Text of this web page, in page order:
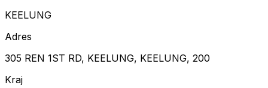
KEELUNG
Adres
305 REN 1ST RD, KEELUNG, KEELUNG, 200
Kraj